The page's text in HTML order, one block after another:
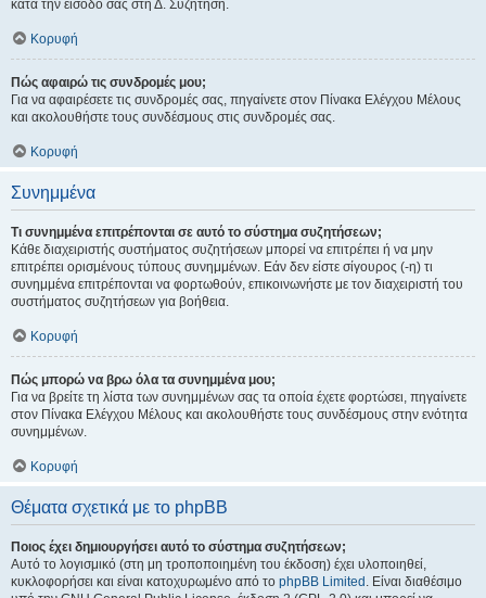
κατά την είσοδό σας στη Δ. Συζήτηση.
Κορυφή
Πώς αφαιρώ τις συνδρομές μου;
Για να αφαιρέσετε τις συνδρομές σας, πηγαίνετε στον Πίνακα Ελέγχου Μέλους
και ακολουθήστε τους συνδέσμους στις συνδρομές σας.
Κορυφή
Συνημμένα
Τι συνημμένα επιτρέπονται σε αυτό το σύστημα συζητήσεων;
Κάθε διαχειριστής συστήματος συζητήσεων μπορεί να επιτρέπει ή να μην
επιτρέπει ορισμένους τύπους συνημμένων. Εάν δεν είστε σίγουρος (-η) τι
συνημμένα επιτρέπονται να φορτωθούν, επικοινωνήστε με τον διαχειριστή του
συστήματος συζητήσεων για βοήθεια.
Κορυφή
Πώς μπορώ να βρω όλα τα συνημμένα μου;
Για να βρείτε τη λίστα των συνημμένων σας τα οποία έχετε φορτώσει, πηγαίνετε
στον Πίνακα Ελέγχου Μέλους και ακολουθήστε τους συνδέσμους στην ενότητα
συνημμένων.
Κορυφή
Θέματα σχετικά με το phpBB
Ποιος έχει δημιουργήσει αυτό το σύστημα συζητήσεων;
Αυτό το λογισμικό (στη μη τροποποιημένη του έκδοση) έχει υλοποιηθεί,
κυκλοφορήσει και είναι κατοχυρωμένο από το phpBB Limited . Είναι διαθέσιμο